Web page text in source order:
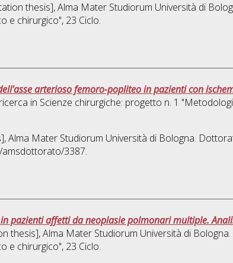
thesis], Alma Mater Studiorum Università di
e chirurgico", 23 Ciclo.
arterioso femoro-popliteo in pazienti con
in Scienze chirurgiche: progetto n. 1
Alma Mater Studiorum Università di Bologna.
amsdottorato/3387.
pazienti affetti da neoplasie polmonari multiple.
thesis], Alma Mater Studiorum Università di
e chirurgico", 23 Ciclo.